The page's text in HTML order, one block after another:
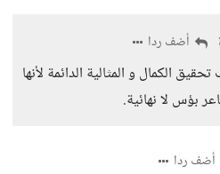
أضف ردا
الكمال و المثالية الدائمة لأنها
بؤس لا نهائية.
أضف ردا